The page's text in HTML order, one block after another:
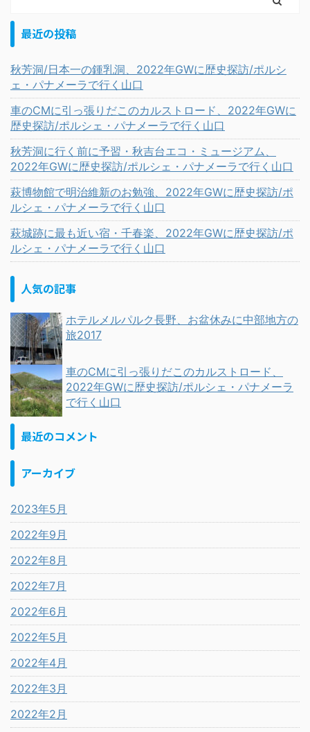
最近の投稿
秋芳洞/日本一の鍾乳洞、2022年GWに歴史探訪/ポルシ
ェ・パナメーラで行く山口
車のCMに引っ張りだこのカルストロード、2022年GWに
歴史探訪/ポルシェ・パナメーラで行く山口
秋芳洞に行く前に予習・秋吉台エコ・ミュージアム、
2022年GWに歴史探訪/ポルシェ・パナメーラで行く山口
萩博物館で明治維新のお勉強、2022年GWに歴史探訪/ポ
ルシェ・パナメーラで行く山口
萩城跡に最も近い宿・千春楽、2022年GWに歴史探訪/ポ
ルシェ・パナメーラで行く山口
人気の記事
ホテルメルパルク長野、お盆休みに中部地方の
旅2017
車のCMに引っ張りだこのカルストロード、
2022年GWに歴史探訪/ポルシェ・パナメーラ
で行く山口
最近のコメント
アーカイブ
2023年5月
2022年9月
2022年8月
2022年7月
2022年6月
2022年5月
2022年4月
2022年3月
2022年2月